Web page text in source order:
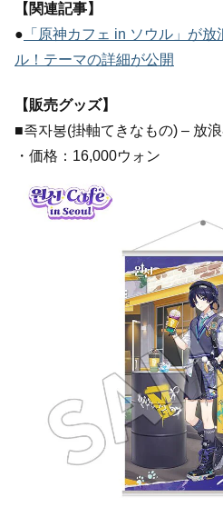
【関連記事】
● 「原神カフェ in ソウル」が
ル！テーマの詳細が公開
【販売グッズ】
■족자봉(掛軸てきなもの) – 放
・価格：16,000ウォン